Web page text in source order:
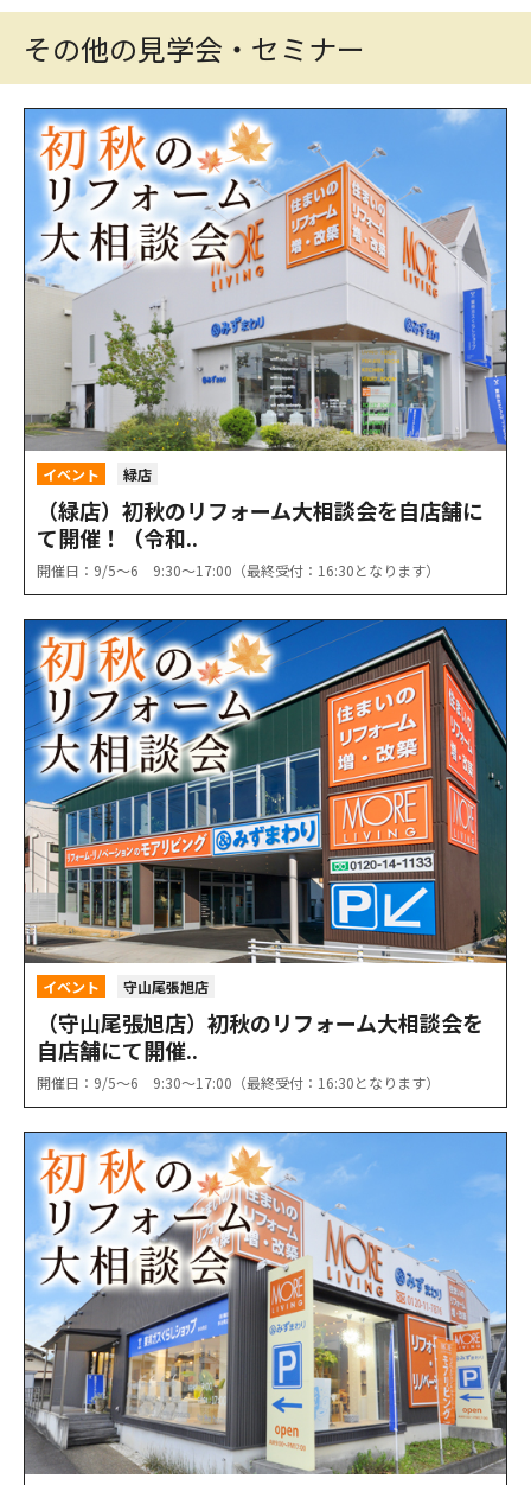
その他の見学会・セミナー
イベント 緑店
（緑店）初秋のリフォーム大相談会を自店舗に
て開催！（令和..
開催日：9/5〜6 9:30〜17:00（最終受付：16:30となります）
イベント 守山尾張旭店
（守山尾張旭店）初秋のリフォーム大相談会を
自店舗にて開催..
開催日：9/5〜6 9:30〜17:00（最終受付：16:30となります）